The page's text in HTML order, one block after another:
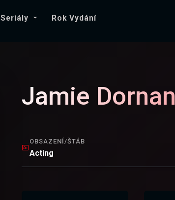
Seriály Rok Vydání
Jamie Dornan
OBSAZENÍ/ŠTÁB
Acting